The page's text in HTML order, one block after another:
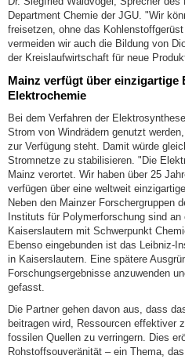
Department Chemie der JGU. "Wir
freisetzen, ohne das
vermeiden wir auch die Bildung von
der Kreislaufwirtschaft für neue
Mainz verfügt über einzigartige
Elektrochemie
Bei dem Verfahren der
Strom von Windrädern genutzt
zur Verfügung steht. Damit würde
Stromnetze zu stabilisieren. "Die
Mainz verortet. Wir haben über 25
verfügen über eine weltweit
Neben den Mainzer Forschergruppen
Instituts für Polymerforschung sind
Kaiserslautern mit Schwerpunkt
Ebenso eingebunden ist das Leibniz-
in Kaiserslautern. Eine spätere
Forschungsergebnisse anzuwenden
gefasst.
Die Partner gehen davon aus, dass
beitragen wird, Ressourcen effektiver
fossilen Quellen zu verringern. Dies
Rohstoffsouveränität – ein Thema,